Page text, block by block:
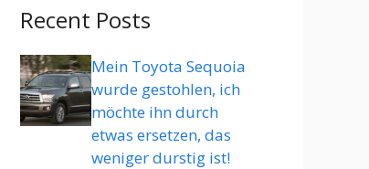
Recent Posts
Mein Toyota Sequoia
wurde gestohlen, ich
möchte ihn durch
etwas ersetzen, das
weniger durstig ist!